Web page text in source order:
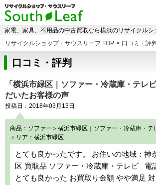
家電、家具、不用品の中古買取なら横浜のリサイクル
リサイクルショップ・サウスリーフ TOP > 口コミ・評判
口コミ・評判
「横浜市緑区｜ソファー・冷蔵庫・テレ
だいたお客様の声
投稿日：2018年03月13日
商品：ソファー＞横浜市緑区｜ソファー・冷蔵庫・テ
エリア：横浜市緑区
とても良かったです。 お住いの地域：神
区 買取品 ソファー・冷蔵庫・テレビ 電
とても良かった お買取り金額 やや満足